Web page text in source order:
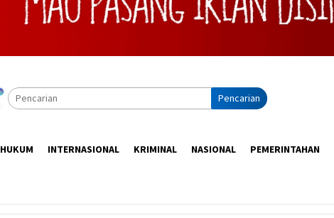
Pencarian
HUKUM INTERNASIONAL KRIMINAL NASIONAL PEMERINTAHAN